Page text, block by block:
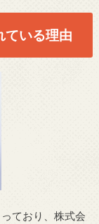
ている理由
ており、株式会